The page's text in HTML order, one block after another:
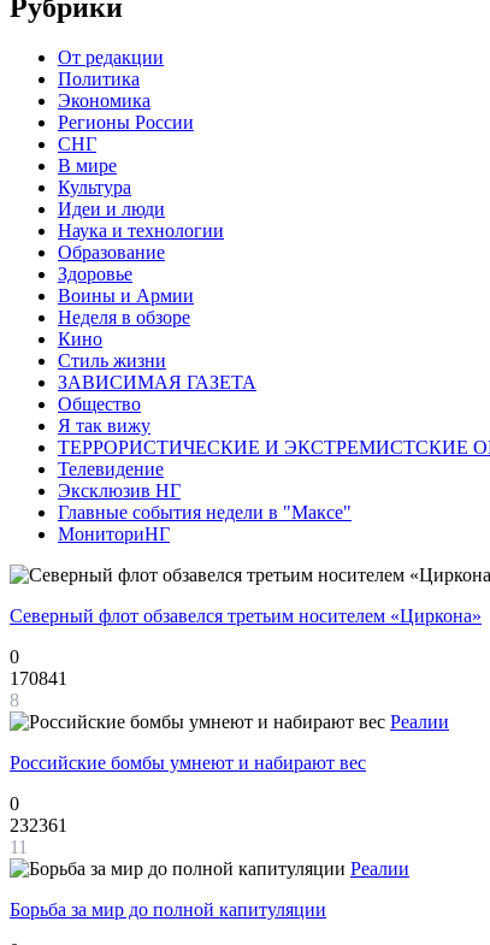
Рубрики
От редакции
Политика
Экономика
Регионы России
СНГ
В мире
Культура
Идеи и люди
Наука и технологии
Образование
Здоровье
Воины и Армии
Неделя в обзоре
Кино
Стиль жизни
ЗАВИСИМАЯ ГАЗЕТА
Общество
Я так вижу
ТЕРРОРИСТИЧЕСКИЕ И ЭКСТРЕМИСТСКИЕ
Телевидение
Эксклюзив НГ
Главные события недели в "Максе"
МониториНГ
Северный флот обзавелся третьим носителем «Циркона»
0
170841
8
Реалии
Российские бомбы умнеют и набирают вес
0
232361
11
Реалии
Борьба за мир до полной капитуляции